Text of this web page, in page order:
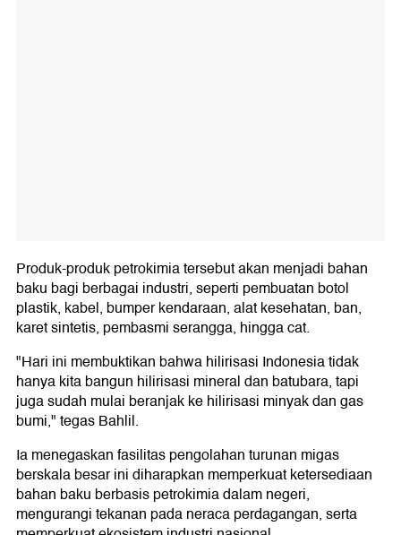
Produk-produk petrokimia tersebut akan menjadi bahan
baku bagi berbagai industri, seperti pembuatan botol
plastik, kabel, bumper kendaraan, alat kesehatan, ban,
karet sintetis, pembasmi serangga, hingga cat.
"Hari ini membuktikan bahwa hilirisasi Indonesia tidak
hanya kita bangun hilirisasi mineral dan batubara, tapi
juga sudah mulai beranjak ke hilirisasi minyak dan gas
bumi," tegas Bahlil.
Ia menegaskan fasilitas pengolahan turunan migas
berskala besar ini diharapkan memperkuat ketersediaan
bahan baku berbasis petrokimia dalam negeri,
mengurangi tekanan pada neraca perdagangan, serta